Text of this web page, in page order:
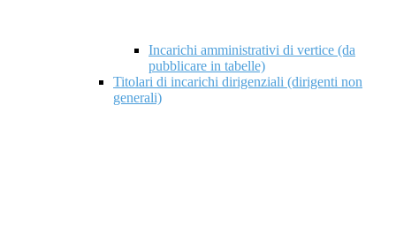
Incarichi amministrativi di vertice (da
pubblicare in tabelle)
Titolari di incarichi dirigenziali (dirigenti non
generali)